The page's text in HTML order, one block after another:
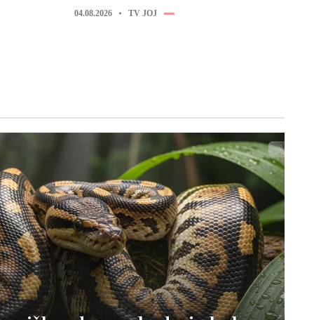
04.08.2026 TV JOJ